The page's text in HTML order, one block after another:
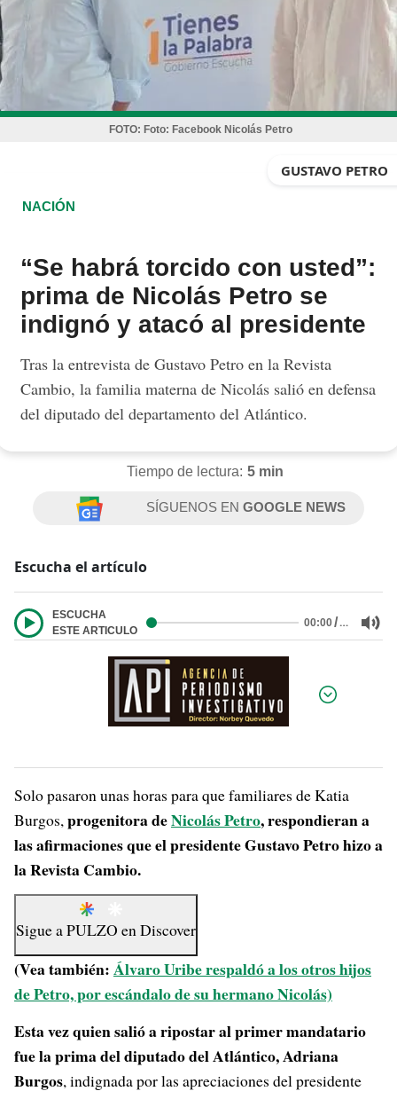
FOTO: Foto: Facebook Nicolás Petro
GUSTAVO PETRO
NACIÓN
“Se habrá torcido con usted”:
prima de Nicolás Petro se
indignó y atacó al presidente
Tras la entrevista de Gustavo Petro en la Revista
Cambio, la familia materna de Nicolás salió en defensa
del diputado del departamento del Atlántico.
Tiempo de lectura: 5 min
SÍGUENOS ENGOOGLE NEWS
Escucha el artículo
ESCUCHA
ESTE ARTICULO
00:00/…
Por:
Solo pasaron unas horas para que familiares de Katia
Burgos,progenitora deNicolás Petro, respondieran a
las afirmaciones que el presidente Gustavo Petro hizo a
la Revista Cambio.
Sigue aPULZO enDiscover
(Vea también:Álvaro Uribe respaldó a los otros hijos
de Petro, por escándalo de su hermano Nicolás)
Esta vez quien salió a ripostar al primer mandatario
fue la prima del diputado del Atlántico, Adriana
Burgos, indignada por las apreciaciones del presidente